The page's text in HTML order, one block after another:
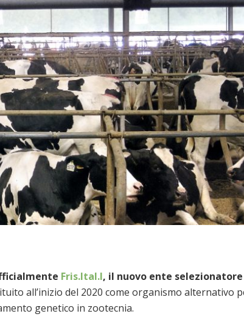
Fris.Ital.I, il nuovo ente selezionatore
all’inizio del 2020 come organismo alternativo
genetico in zootecnia.